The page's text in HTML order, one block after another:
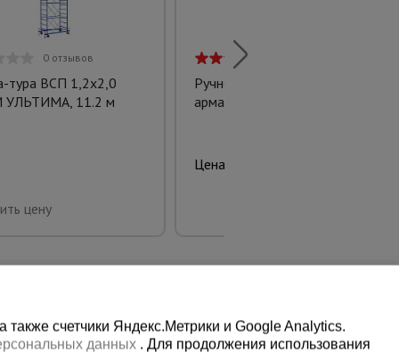
0 отзывов
тура ВСП 1,2x2,0
11.2 м
цену
Ручной станок для гибки
арматуры AFACAN 14EC
Цена:
счетчики Яндекс.Метрики и Google Analytics.
данных . Для продолжения использования